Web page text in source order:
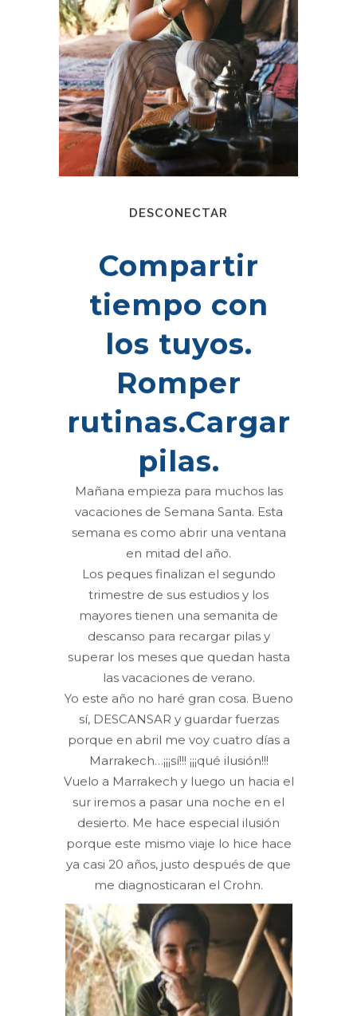
DESCONECTAR
Compartir
tiempo con
los tuyos.
Romper
rutinas.Cargar
pilas.
Mañana empieza para muchos las
vacaciones de Semana Santa. Esta
semana es como abrir una ventana
en mitad del año.
Los peques finalizan el segundo
trimestre de sus estudios y los
mayores tienen una semanita de
descanso para recargar pilas y
superar los meses que quedan hasta
las vacaciones de verano.
Yo este año no haré gran cosa. Bueno
sí, DESCANSAR y guardar fuerzas
porque en abril me voy cuatro días a
Marrakech…¡¡¡sí!!! ¡¡¡qué ilusión!!!
Vuelo a Marrakech y luego un hacia el
sur iremos a pasar una noche en el
desierto. Me hace especial ilusión
porque este mismo viaje lo hice hace
ya casi 20 años, justo después de que
me diagnosticaran el Crohn.